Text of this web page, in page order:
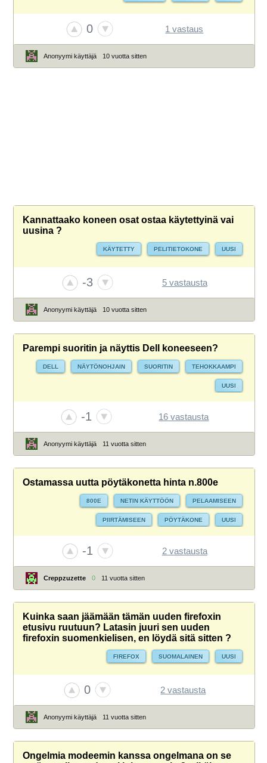
0 1 vastaus
Anonyymi käyttäjä 10 vuotta sitten
Kannattaako koneen osat ostaa käytettyinä vai
uusina ?
KÄYTETTY PELITIETOKONE UUSI
-3 5 vastausta
Anonyymi käyttäjä 10 vuotta sitten
Parempi suoritin ja näyttis Dell koneeseen?
DELL NÄYTÖNOHJAIN SUORITIN TEHOKKAAMPI
UUSI
-1 16 vastausta
Anonyymi käyttäjä 11 vuotta sitten
Ostamassa uutta pöytäkonetta hinta n.800e
800E NETIN KÄYTTÖÖN PELAAMISEEN
PIIRTÄMISEEN PÖYTÄKONE UUSI
-1 2 vastausta
Creppzuzette 0 11 vuotta sitten
Kuinka saan jäämään tämän uuden firefoxin
etusivu ruutuun? Latasin juuri sen uuden
firefoxin suomenkielisen, en löydä sitä sitten ?
FIREFOX SUOMALAINEN UUSI
0 2 vastausta
Anonyymi käyttäjä 11 vuotta sitten
Ongelmia modeemin kanssa ongelmana on se